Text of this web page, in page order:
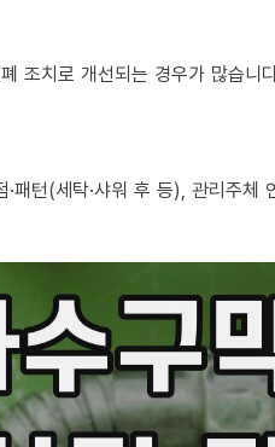
조치로 개선되는 경우가 많습니
패턴(세탁·샤워 후 등), 관리주체